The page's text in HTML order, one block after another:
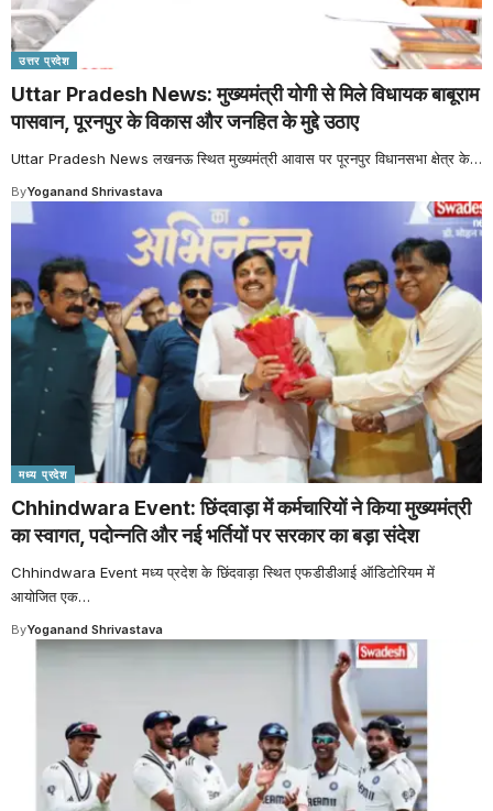
उत्तर प्रदेश
Uttar Pradesh News: मुख्यमंत्री योगी से मिले विधायक बाबूराम
पासवान, पूरनपुर के विकास और जनहित के मुद्दे उठाए
Uttar Pradesh News लखनऊ स्थित मुख्यमंत्री आवास पर पूरनपुर विधानसभा क्षेत्र के…
ByYoganand Shrivastava
मध्य प्रदेश
Chhindwara Event: छिंदवाड़ा में कर्मचारियों ने किया मुख्यमंत्री
का स्वागत, पदोन्नति और नई भर्तियों पर सरकार का बड़ा संदेश
Chhindwara Event मध्य प्रदेश के छिंदवाड़ा स्थित एफडीडीआई ऑडिटोरियम में
आयोजित एक…
ByYoganand Shrivastava